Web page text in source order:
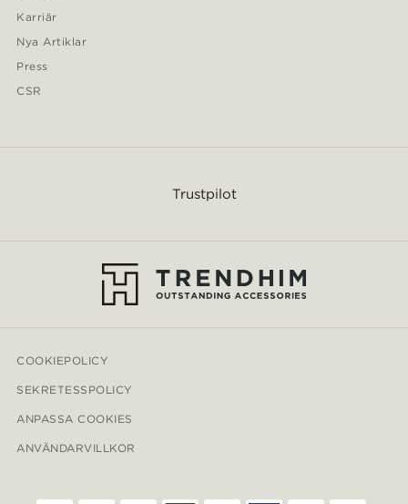
Karriär
Nya Artiklar
Press
CSR
Trustpilot
COOKIEPOLICY
SEKRETESSPOLICY
ANPASSA COOKIES
ANVÄNDARVILLKOR